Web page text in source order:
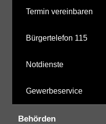
Termin vereinbaren
Bürgertelefon 115
Notdienste
Gewerbeservice
Behörden